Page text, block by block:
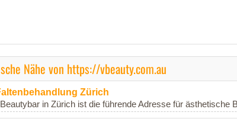
Nähe von https://vbeauty.com.au
Zürich
in Zürich ist die führende Adresse für ästhetische